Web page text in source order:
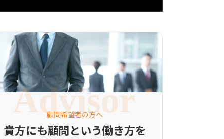
顧問希望者の方へ
貴方にも顧問という働き方を